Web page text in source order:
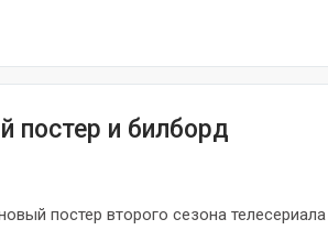
постер и билборд
постер второго сезона телесериала